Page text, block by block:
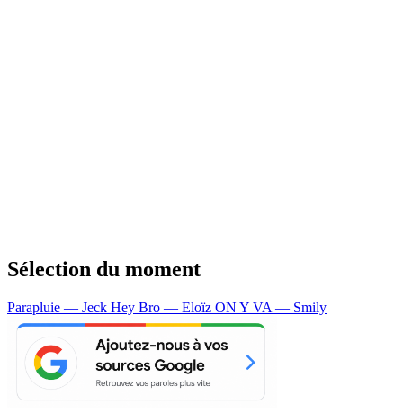
Sélection du moment
Parapluie — Jeck Hey Bro — Eloïz ON Y VA — Smily